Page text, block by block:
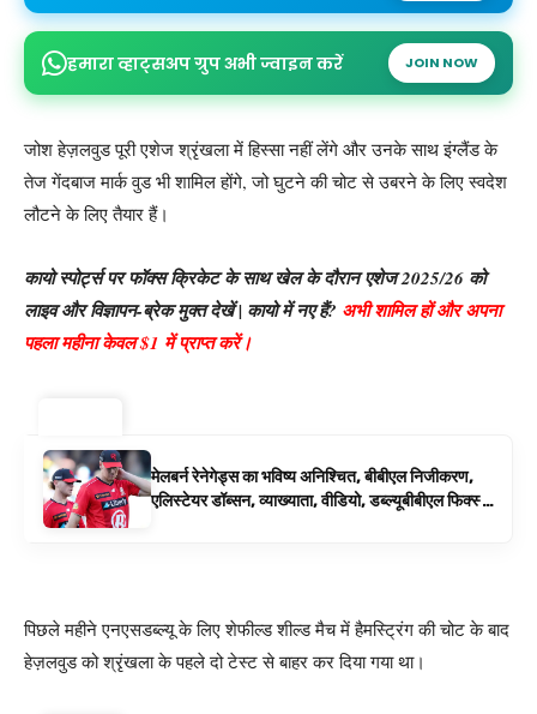
हमारा व्हाट्सअप ग्रुप अभी ज्वाइन करें JOIN NOW
जोश हेज़लवुड पूरी एशेज श्रृंखला में हिस्सा नहीं लेंगे और उनके साथ इंग्लैंड के
तेज गेंदबाज मार्क वुड भी शामिल होंगे, जो घुटने की चोट से उबरने के लिए स्वदेश
लौटने के लिए तैयार हैं।
कायो स्पोर्ट्स पर फॉक्स क्रिकेट के साथ खेल के दौरान एशेज 2025/26 को
लाइव और विज्ञापन-ब्रेक मुक्त देखें | कायो में नए हैं? अभी शामिल हों और अपना
पहला महीना केवल $1 में प्राप्त करें।
मेलबर्न रेनेगेड्स का भविष्य अनिश्चित, बीबीएल निजीकरण,
एलिस्टेयर डॉब्सन, व्याख्याता, वीडियो, डब्ल्यूबीबीएल फिक्स्चर
पिछले महीने एनएसडब्ल्यू के लिए शेफील्ड शील्ड मैच में हैमस्ट्रिंग की चोट के बाद
हेज़लवुड को श्रृंखला के पहले दो टेस्ट से बाहर कर दिया गया था।